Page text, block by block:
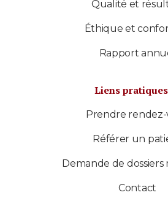
Qualité et
Éthique et
Rapport
Liens pratiques
Prendre
Référer un
Demande de dossiers
Contact